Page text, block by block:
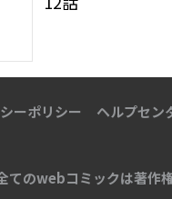
ーポリシー ヘルプセン
てのwebコミックは著作